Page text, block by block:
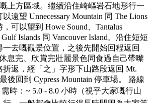
嘅上方區域。繼續沿住崎嶇岩石地形行一
遠望 Unnecessary Mountain 同 The Lions
可以望到 Howe Sound、Tantalus
Islands 同 Vancouver Island。沿住短短
去嘅觀景位置，之後先開始回程返回
休息完、欣賞完壯麗景色同食過自己帶嚟
折返，經「之」字形下山路段返回 Mt.
後回到 Cypress Mountain 停車場。 路線
時：~ 5.0 - 8.0 小時（視乎大家嘅行山